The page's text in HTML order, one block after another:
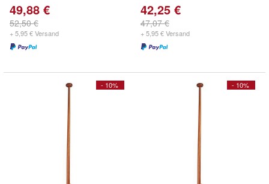
49,88 €
52,50 €
+ 5,95 € Versand
42,25 €
47,07 €
+ 5,95 € Versand
- 10% - 10%